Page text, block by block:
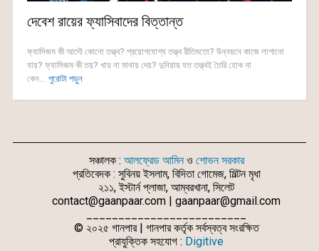
দেবেশ রায়ের ফ্যাসিবাদের বিত্তান্ত
ফ্যাসিজম কী আদৌ কোনো তত্ত্ব? প্রয়োগযোগ্য তত্ত্ব রীতিমতো? উন্নয়নে কাজে লাগানো
যায়? ফ্যাসিজম কী তয়? খায় না মাথায় দেয়? দুনিয়ায় যত তত্ত্বই তৈরি হোক না
কেন... পুরোটা পড়ুন
সঞ্চালক : আলফ্রেড আমিনও শোভন সরকার
প্রতিবেদক : সুবিনয় ইসলাম, বিদিতা গোমেজ, মিল্টন মৃধা
২১১, ইস্টার্ন প্লাজা, আম্বরখানা, সিলেট
contact@gaanpaar.com | gaanpaar@gmail.com
© ২০২৫ গানপার | গানপার কর্তৃক সর্বস্বত্ব সংরক্ষিত
প্রাযুক্তিক সহযোগ : Digitive